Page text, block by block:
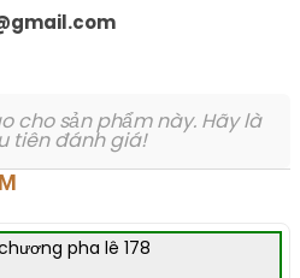
cho sản phẩm này. Hãy là
tiên đánh giá!